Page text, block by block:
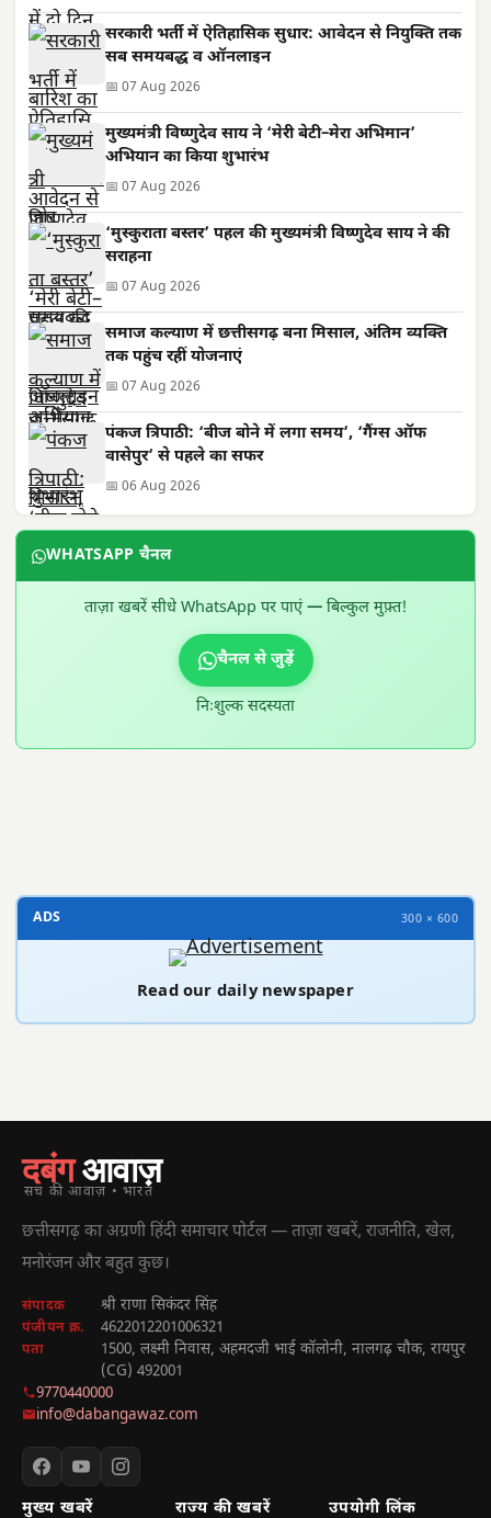
सरकारी भर्ती में ऐतिहासिक सुधार: आवेदन से नियुक्ति तक
सब समयबद्ध व ऑनलाइन
📅 07 Aug 2026
मुख्यमंत्री विष्णुदेव साय ने ‘मेरी बेटी–मेरा अभिमान’
अभियान का किया शुभारंभ
📅 07 Aug 2026
‘मुस्कुराता बस्तर’ पहल की मुख्यमंत्री विष्णुदेव साय ने की
सराहना
📅 07 Aug 2026
समाज कल्याण में छत्तीसगढ़ बना मिसाल, अंतिम व्यक्ति
तक पहुंच रहीं योजनाएं
📅 07 Aug 2026
पंकज त्रिपाठी: ‘बीज बोने में लगा समय’, ‘गैंग्स ऑफ
वासेपुर’ से पहले का सफर
📅 06 Aug 2026
WHATSAPP चैनल
ताज़ा खबरें सीधे WhatsApp पर पाएं — बिल्कुल मुफ़्त!
चैनल से जुड़ें
निःशुल्क सदस्यता
ADS 300 × 600
Read our daily newspaper
दबंगआवाज़
सच की आवाज़ • भारत
छत्तीसगढ़ का अग्रणी हिंदी समाचार पोर्टल — ताज़ा खबरें, राजनीति, खेल,
मनोरंजन और बहुत कुछ।
संपादक श्री राणा सिकंदर सिंह
पंजीयन क्र. 4622012201006321
पता
1500, लक्ष्मी निवास, अहमदजी भाई कॉलोनी, नालगढ़ चौक, रायपुर
(CG) 492001
9770440000
info@dabangawaz.com
मुख्य खबरें राज्य की खबरें उपयोगी लिंक